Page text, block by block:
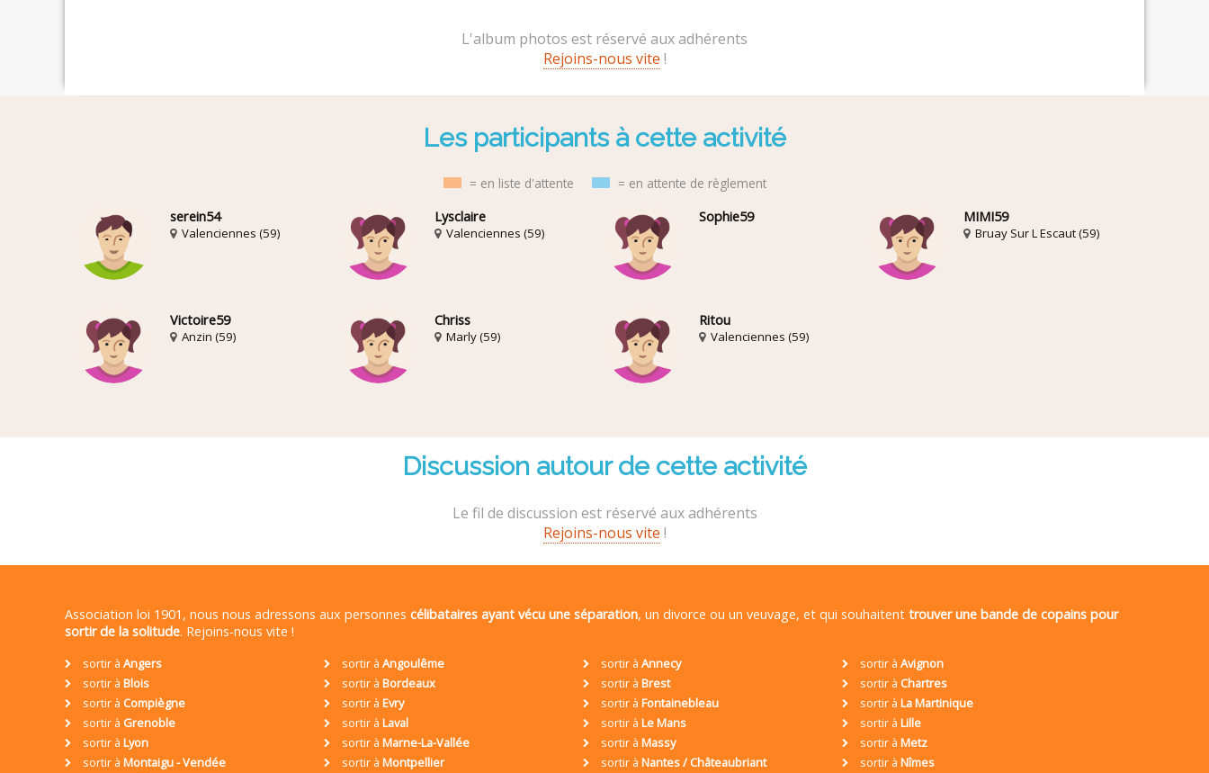
L'album photos est réservé aux adhérents
Rejoins-nous vite !
Les participants à cette activité
= en liste d'attente
= en attente de règlement
serein54
Valenciennes (59)
Lysclaire
Valenciennes (59)
Sophie59 MIMI59
Bruay Sur L Escaut (59)
Victoire59
Anzin (59)
Chriss
Marly (59)
Ritou
Valenciennes (59)
Discussion autour de cette activité
Le fil de discussion est réservé aux adhérents
Rejoins-nous vite !
Association loi 1901, nous nous adressons aux personnes célibataires ayant vécu une séparation, un divorce ou un veuvage, et qui souhaitent trouver une bande de copains pour
sortir de la solitude. Rejoins-nous vite !
sortir à Angers sortir à Angoulême sortir à Annecy sortir à Avignon
sortir à Blois sortir à Bordeaux sortir à Brest sortir à Chartres
sortir à Compiègne sortir à Evry sortir à Fontainebleau sortir à La Martinique
sortir à Grenoble sortir à Laval sortir à Le Mans sortir à Lille
sortir à Lyon sortir à Marne-La-Vallée sortir à Massy sortir à Metz
sortir à Montaigu - Vendée sortir à Montpellier sortir à Nantes / Châteaubriant sortir à Nîmes